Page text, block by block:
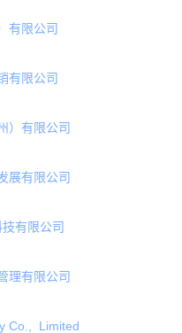
份有限公司
有限公司
有限公司
技有限公司
技有限公司
有限公司
有限公司